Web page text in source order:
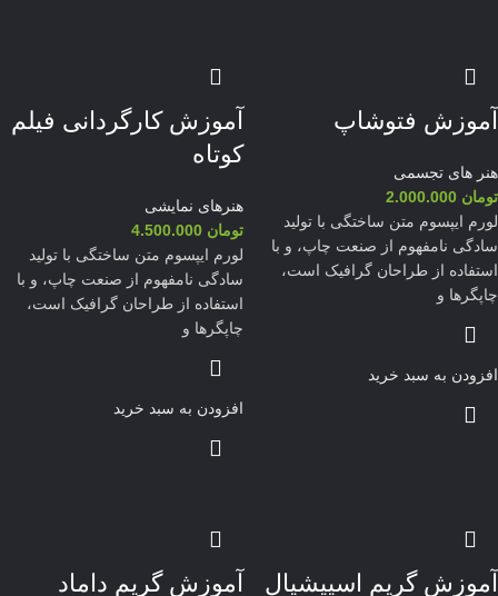
آموزش فتوشاپ
هنر های تجسمی
تومان
لورم ایپسوم متن ساختگی با تولید
سادگی نامفهوم از صنعت چاپ، و با
استفاده از طراحان گرافیک است،
چاپگرها و
افزودن به سبد خرید
آموزش کارگردانی فیلم
کوتاه
هنرهای نمایشی
تومان
لورم ایپسوم متن ساختگی با تولید
سادگی نامفهوم از صنعت چاپ، و با
استفاده از طراحان گرافیک است،
چاپگرها و
افزودن به سبد خرید
آموزش گریم اسپیشیال آموزش گریم داماد